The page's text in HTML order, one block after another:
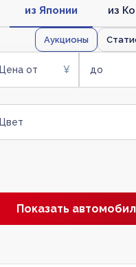
из Японии из
Аукционы
Цена от до
Цвет
Показать